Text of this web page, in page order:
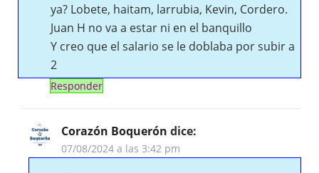
ya? Lobete, haitam, larrubia, Kevin, Cordero.
Juan H no va a estar ni en el banquillo
Y creo que el salario se le doblaba por subir a
2
Responder
Corazón Boquerón dice:
07/08/2024 a las 3:42 pm